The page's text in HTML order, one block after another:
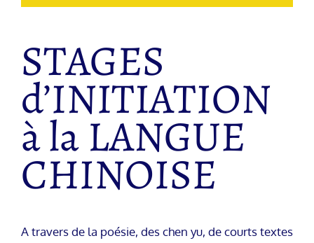
STAGES
d’INITIATION
à la LANGUE
CHINOISE
A travers de la poésie, des chen yu, de courts textes